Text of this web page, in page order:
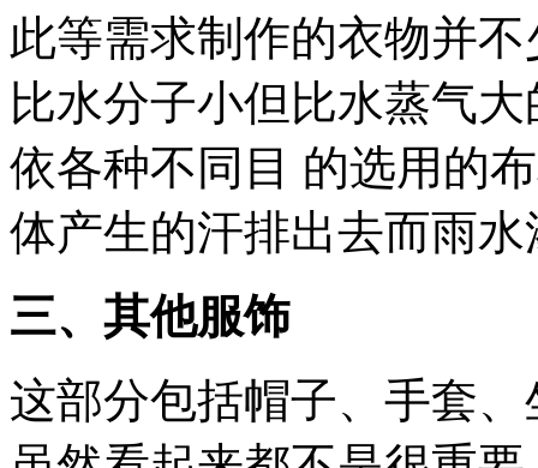
此等需求制作的衣物并
比水分子小但比水蒸气
依各种不同目 的选用的
体产生的汗排出去而雨
三、其他服饰
这部分包括帽子、手套